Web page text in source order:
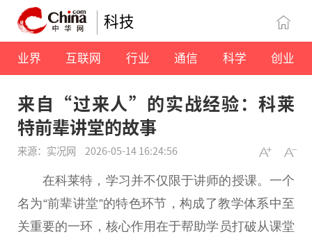
科技
业界 互联网 行业 通信 科学 创业
来自“过来人”的实战经验：科莱
特前辈讲堂的故事
来源：实况网 2026-05-14 16:24:56
在科莱特，学习并不仅限于讲师的授课。一个
名为“前辈讲堂”的特色环节，构成了教学体系中至
关重要的一环，核心作用在于帮助学员打破从课堂